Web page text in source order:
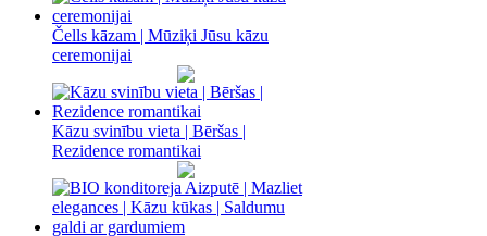
Čells kāzam | Mūziķi Jūsu kāzu
ceremonijai
Kāzu svinību vieta | Bēršas |
Rezidence romantikai